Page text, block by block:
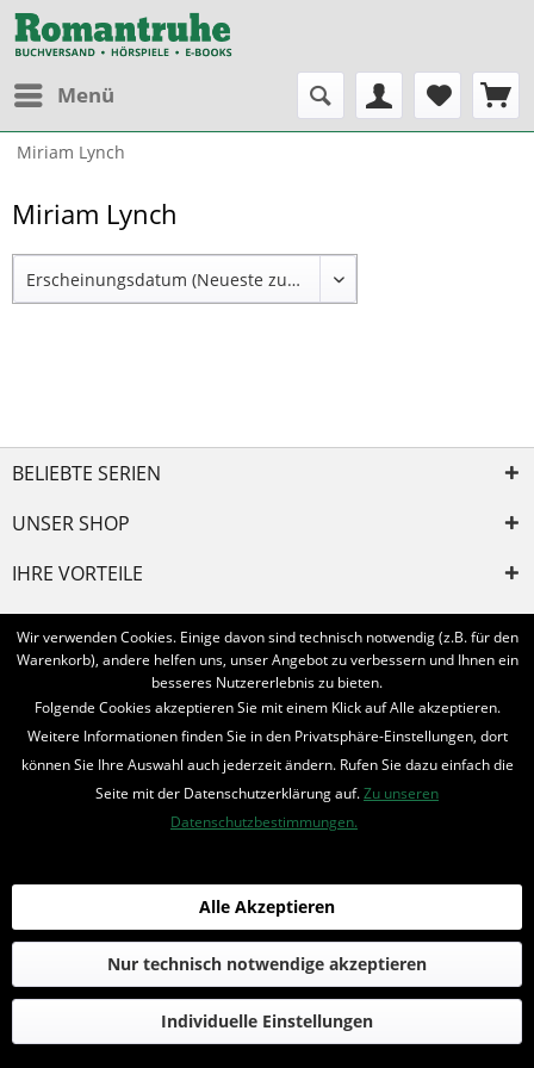
Menü
Miriam Lynch
Miriam Lynch
BELIEBTE SERIEN
UNSER SHOP
IHRE VORTEILE
INFORMIERT BLEIBEN
Bestellung widerrufen
* Alle Preise inkl. MwSt. und zzgl. Bearbeitungspauschale
© 2016-2022 Romantruhe - Buchversand, Joachim Otto
die profilschmiede - Internetagentur
Wir verwenden Cookies. Einige davon sind technisch notwendig (z.B. für den
Warenkorb), andere helfen uns, unser Angebot zu verbessern und Ihnen ein
besseres Nutzererlebnis zu bieten.
Folgende Cookies akzeptieren Sie mit einem Klick auf Alle akzeptieren.
Weitere Informationen finden Sie in den Privatsphäre-Einstellungen, dort
können Sie Ihre Auswahl auch jederzeit ändern. Rufen Sie dazu einfach die
Seite mit der Datenschutzerklärung auf.Zu unseren
Datenschutzbestimmungen.
Individuelle Einstellungen
Nur technisch notwendige akzeptieren
Alle Akzeptieren